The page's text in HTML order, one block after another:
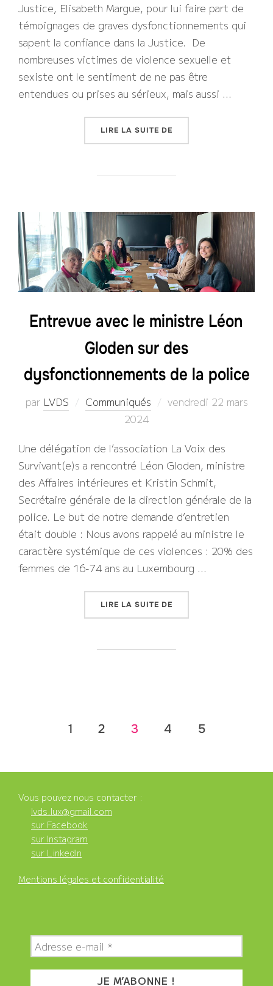
Justice, Elisabeth Margue, pour lui faire part de
témoignages de graves dysfonctionnements qui
sapent la confiance dans la Justice. De
nombreuses victimes de violence sexuelle et
sexiste ont le sentiment de ne pas être
entendues ou prises au sérieux, mais aussi …
LIRE LA SUITE DE
Entrevue avec le ministre Léon
Gloden sur des
dysfonctionnements de la police
par LVDS Communiqués
Publié
vendredi 22 mars
2024
Une délégation de l’association La Voix des
Survivant(e)s a rencontré Léon Gloden, ministre
des Affaires intérieures et Kristin Schmit,
Secrétaire générale de la direction générale de la
police. Le but de notre demande d’entretien
était double : Nous avons rappelé au ministre le
caractère systémique de ces violences : 20% des
femmes de 16-74 ans au Luxembourg …
LIRE LA SUITE DE
Pagination
publications
1 2 3 4 5
Vous pouvez nous contacter :
lvds.lux@gmail.com
sur Facebook
sur Instagram
sur LinkedIn
Mentions légales et confidentialité